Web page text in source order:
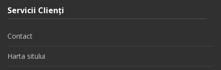
Servicii Clienţi
Contact
Harta sitului